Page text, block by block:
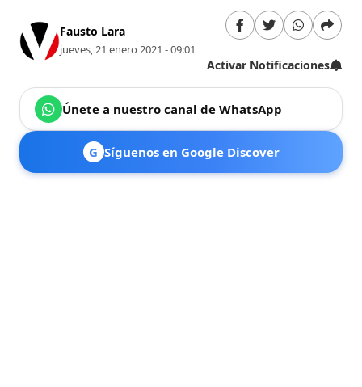
Fausto Lara
jueves, 21 enero 2021 - 09:01
Activar Notificaciones
Únete a nuestro canal de WhatsApp
G Síguenos en Google Discover